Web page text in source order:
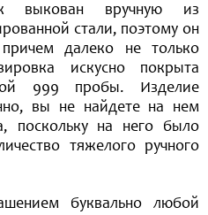
выкован вручную из
стали, поэтому он
далеко не только
искусно покрыта
999 пробы. Изделие
вы не найдете на нем
поскольку на него было
тяжелого ручного
буквально любой